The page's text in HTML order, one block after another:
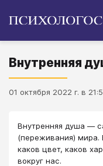
Внутренняя
01 октября 2022 г. в
Внутренняя душа —
(переживания) мира.
каков цвет, каков
вокруг нас.